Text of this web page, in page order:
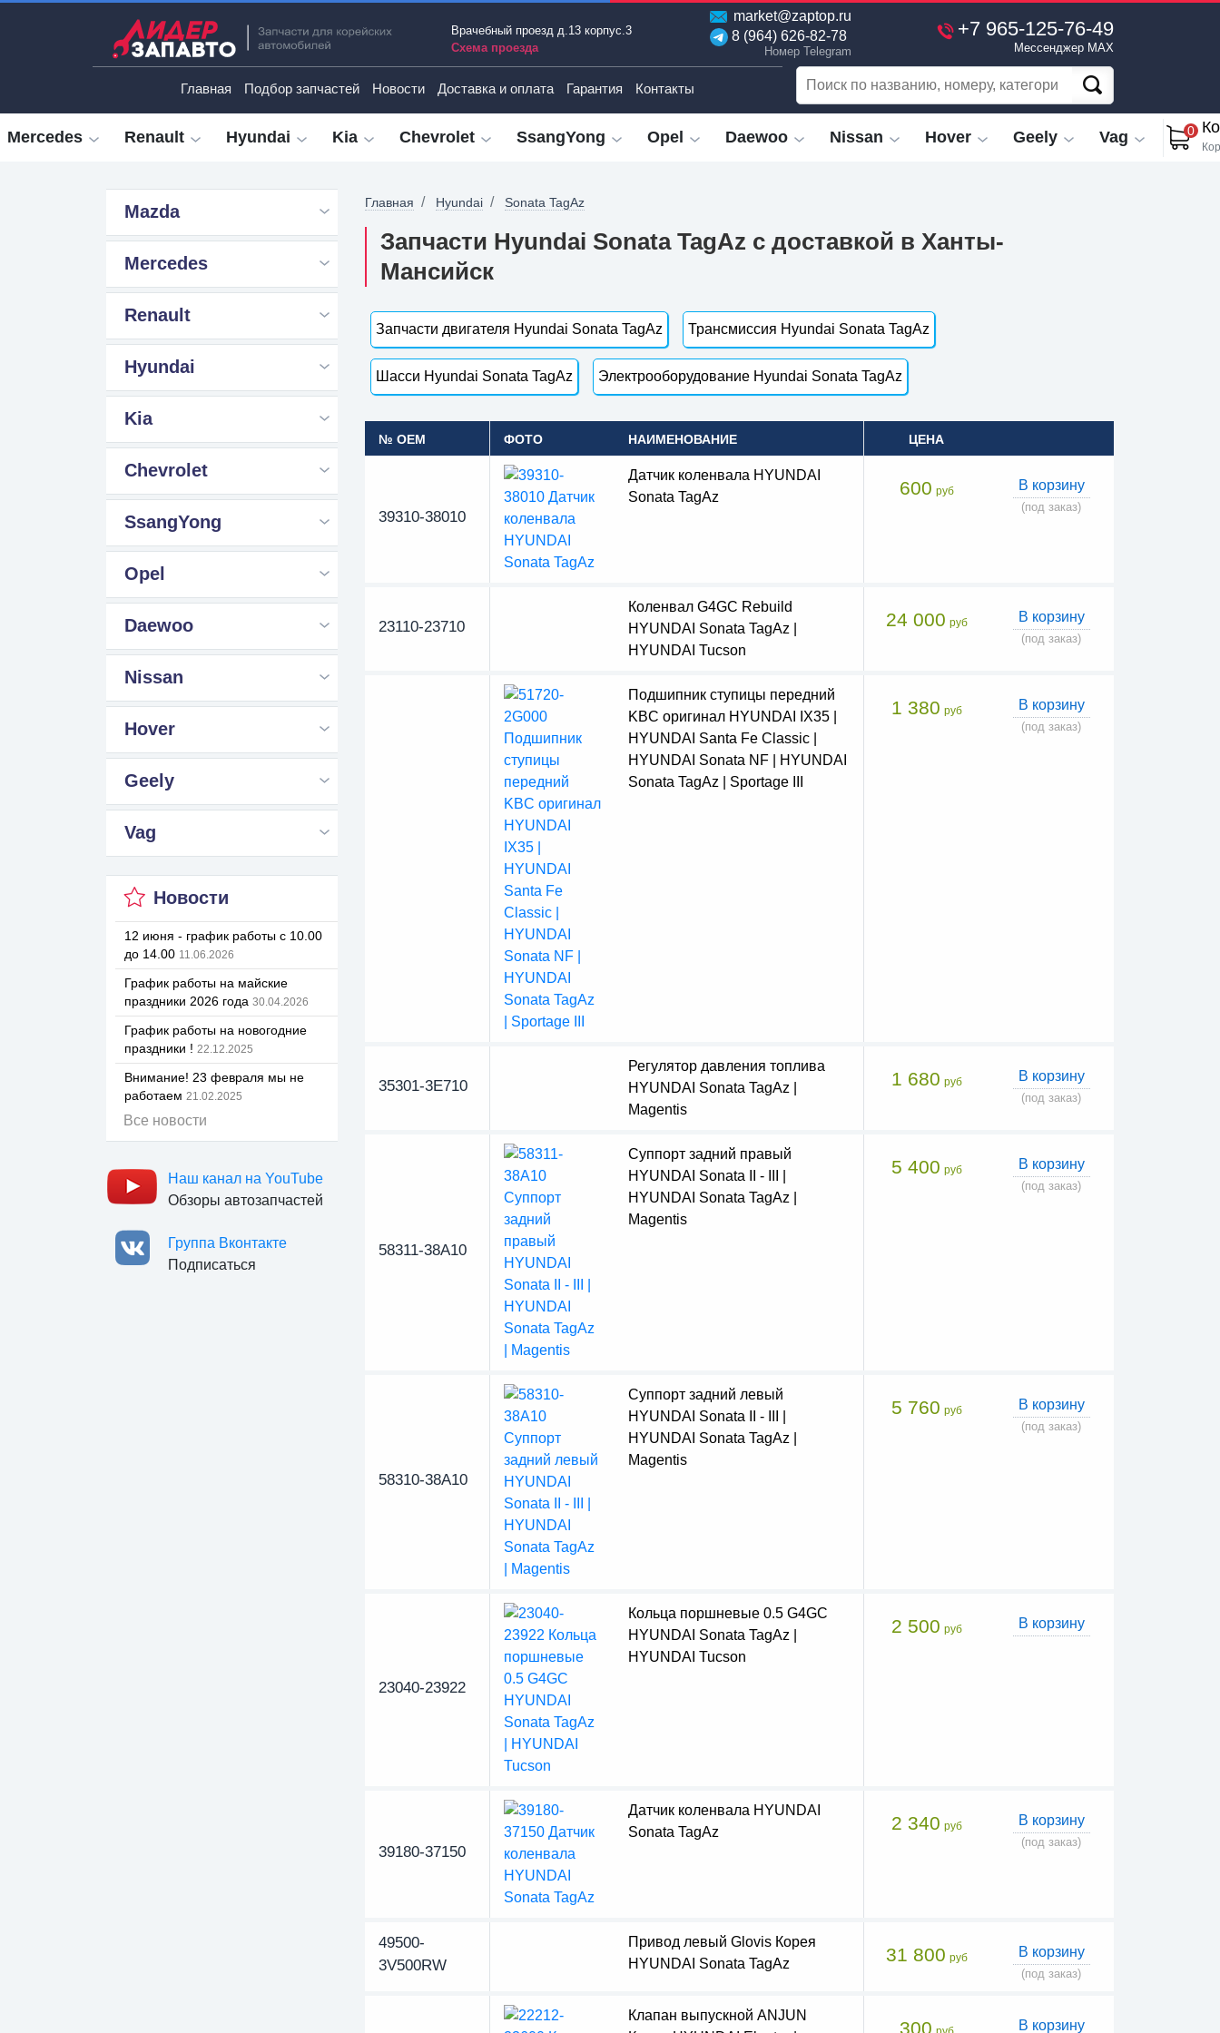
Врачебный проезд д.13 корпус.3
Схема проезда
market@zaptop.ru
8 (964) 626-82-78
Номер Telegram
+7 965-125-76-49
Мессенджер MAX
Главная Подбор запчастей Новости Доставка и оплата Гарантия Контакты
Mercedes Renault Hyundai Kia Chevrolet SsangYong Opel Daewoo Nissan Hover Geely Vag 0
Mazda
Mercedes
Renault
Hyundai
Kia
Chevrolet
SsangYong
Opel
Daewoo
Nissan
Hover
Geely
Vag
Новости
12 июня - график работы с 10.00
до 14.00 11.06.2026
График работы на майские
праздники 2026 года 30.04.2026
График работы на новогодние
праздники ! 22.12.2025
Внимание! 23 февраля мы не
работаем 21.02.2025
Все новости
Наш канал на YouTube
Обзоры автозапчастей
Группа Вконтакте
Подписаться
Главная Hyundai Sonata TagAz
Запчасти Hyundai Sonata TagAz с доставкой в Ханты-
Мансийск
Запчасти двигателя Hyundai Sonata TagAz Трансмиссия Hyundai Sonata TagAz
Шасси Hyundai Sonata TagAz Электрооборудование Hyundai Sonata TagAz
№ OEM ФОТО НАИМЕНОВАНИЕ ЦЕНА
39310-38010
Датчик коленвала HYUNDAI
Sonata TagAz
600 руб В корзину
(под заказ)
23110-23710
Коленвал G4GC Rebuild
HYUNDAI Sonata TagAz |
HYUNDAI Tucson
24 000 руб В корзину
(под заказ)
Подшипник ступицы передний
KBC оригинал HYUNDAI IX35 |
HYUNDAI Santa Fe Classic |
HYUNDAI Sonata NF | HYUNDAI
Sonata TagAz | Sportage III
1 380 руб В корзину
(под заказ)
35301-3E710
Регулятор давления топлива
HYUNDAI Sonata TagAz |
Magentis
1 680 руб В корзину
(под заказ)
58311-38A10
Суппорт задний правый
HYUNDAI Sonata II - III |
HYUNDAI Sonata TagAz |
Magentis
5 400 руб В корзину
(под заказ)
58310-38A10
Суппорт задний левый
HYUNDAI Sonata II - III |
HYUNDAI Sonata TagAz |
Magentis
5 760 руб В корзину
(под заказ)
23040-23922
Кольца поршневые 0.5 G4GС
HYUNDAI Sonata TagAz |
HYUNDAI Tucson
2 500 руб В корзину
39180-37150
Датчик коленвала HYUNDAI
Sonata TagAz
2 340 руб В корзину
(под заказ)
49500-
3V500RW
Привод левый Glovis Корея
HYUNDAI Sonata TagAz
31 800 руб В корзину
(под заказ)
Клапан выпускной ANJUN
300 В корзину